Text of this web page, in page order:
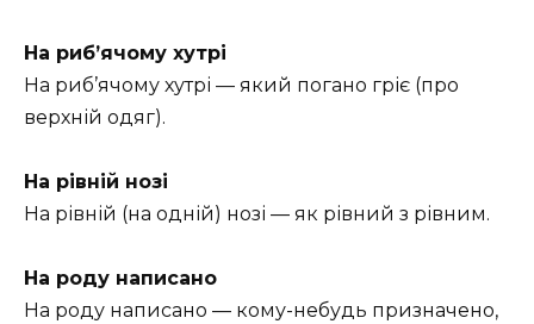
На риб’ячому хутрі
На риб’ячому хутрі — який погано гріє (про
верхній одяг).
На рівній нозі
На рівній (на одній) нозі — як рівний з рівним.
На роду написано
На роду написано — кому-небудь призначено,